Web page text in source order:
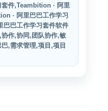
件,Teambition · 阿里
· 阿里巴巴工作学习
巴巴工作学习套件软件
作,协同,团队协作,敏
,需求管理,项目,项目